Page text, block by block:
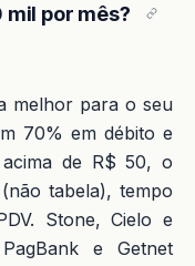
por mês?
melhor para o seu
70% em débito e
de R$ 50, o
tabela), tempo
Stone, Cielo e
e Getnet